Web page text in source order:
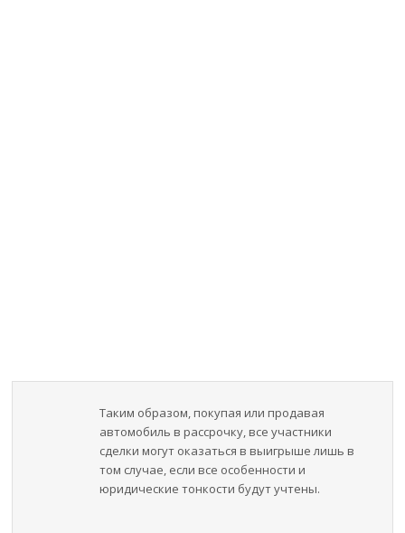
Таким образом, покупая или продавая
автомобиль в рассрочку, все участники
сделки могут оказаться в выигрыше лишь в
том случае, если все особенности и
юридические тонкости будут учтены.